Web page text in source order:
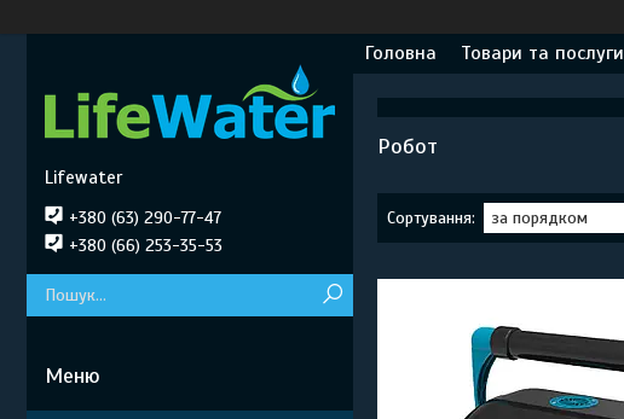
Головна Товари та послуги
Робот
Lifewater
+380 (63) 290-77-47
+380 (66) 253-35-53